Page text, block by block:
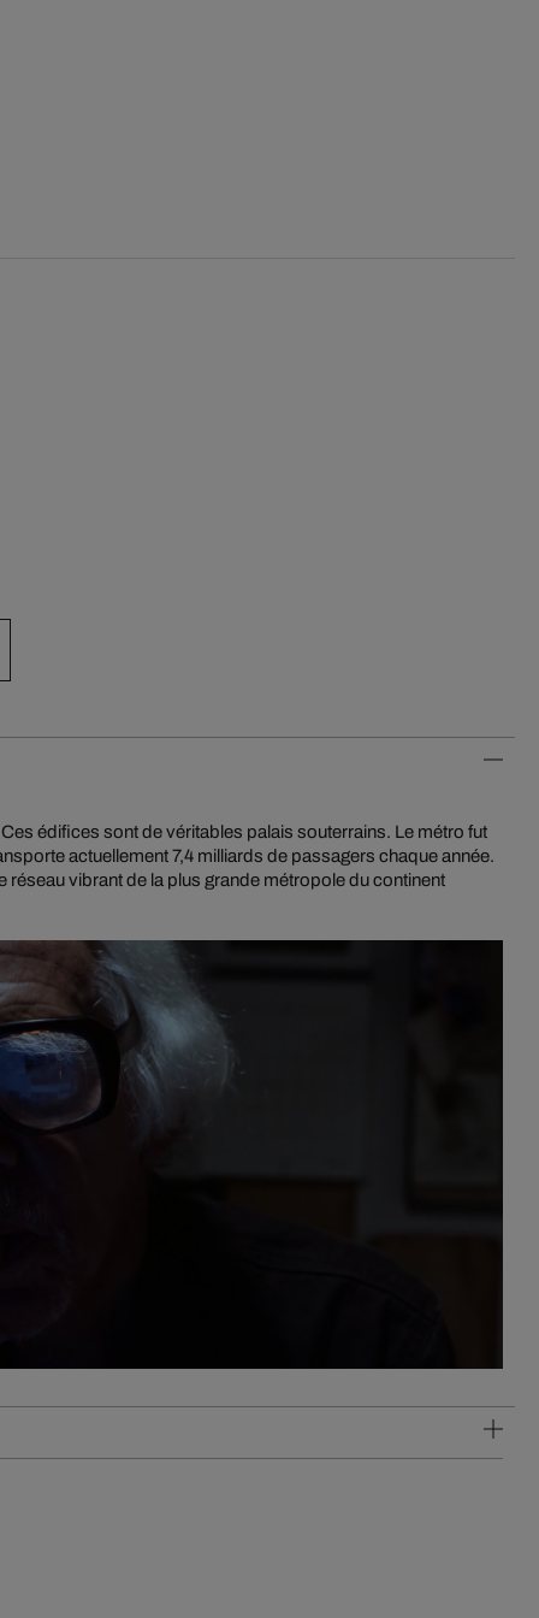
édifices sont de véritables palais souterrains. Le métro fut
actuellement 7,4 milliards de passagers chaque année.
réseau vibrant de la plus grande métropole du continent